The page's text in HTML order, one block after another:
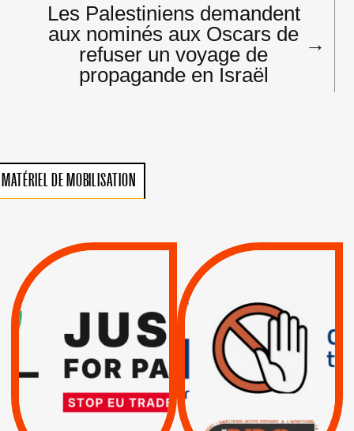
Les Palestiniens demandent
aux nominés aux Oscars de
refuser un voyage de
propagande en Israël
→
MATÉRIEL DE MOBILISATION
VIOLATIONS DES
SUSPENSION
TOTALE DE
L’ACCORD
D’ASSOCIATION UE-
ISRAËL
RESPECT DU DROIT
INTERNATIONAL ?
TRUMP, MACRON :
MÊME COMBAT
| Actus |
| Boycott militaire |